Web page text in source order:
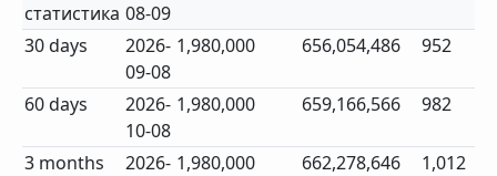
статистика 08-09
30 days
2026-
09-08
1,980,000 656,054,486 952
60 days
2026-
10-08
1,980,000 659,166,566 982
3 months
2026- 1,980,000 662,278,646 1,012